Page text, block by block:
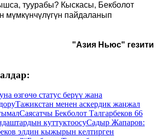
туурабы? Кыскасы, Бекболот
мүмкүнчүлүгүн пайдаланып
"Азия Ньюс" гезити
өзгөчө статус берүү жана
Тажикстан менен аскердик жаңжал
Саясатчы Бекболот Талгарбеков 66
куттуктоосуСадыр Жапаров:
элдин кыжырын келтирген